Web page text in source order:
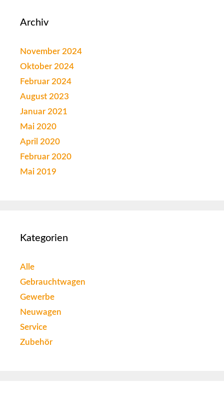
Archiv
November 2024
Oktober 2024
Februar 2024
August 2023
Januar 2021
Mai 2020
April 2020
Februar 2020
Mai 2019
Kategorien
Alle
Gebrauchtwagen
Gewerbe
Neuwagen
Service
Zubehör